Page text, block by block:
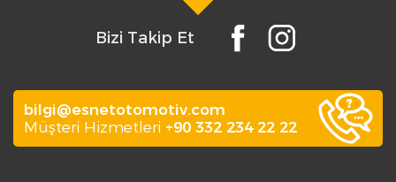
Bizi Takip Et
bilgi@esnetotomotiv.com
Müşteri Hizmetleri +90 332 234 22 22